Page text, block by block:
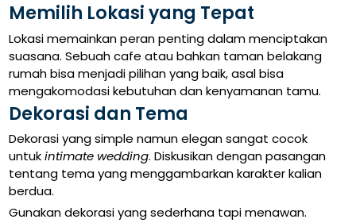
Memilih Lokasi yang Tepat
Lokasi memainkan peran penting dalam menciptakan
suasana. Sebuah cafe atau bahkan taman belakang
rumah bisa menjadi pilihan yang baik, asal bisa
mengakomodasi kebutuhan dan kenyamanan tamu.
Dekorasi dan Tema
Dekorasi yang simple namun elegan sangat cocok
untukintimate wedding. Diskusikan dengan pasangan
tentang tema yang menggambarkan karakter kalian
berdua.
Gunakan dekorasi yang sederhana tapi menawan.